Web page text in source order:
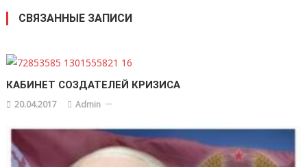
СВЯЗАННЫЕ ЗАПИСИ
КАБИНЕТ СОЗДАТЕЛЕЙ КРИЗИСА
20.04.2017 Admin